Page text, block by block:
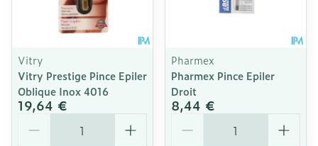
Vitry
Vitry Prestige Pince Epiler
Oblique Inox 4016
19,64 €
Pharmex
Pharmex Pince Epiler
Droit
8,44 €